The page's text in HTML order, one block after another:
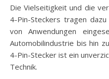
Die Vielseitigkeit und die
4-Pin-Steckers tragen
von Anwendungen
Automobilindustrie bis hin
4-Pin-Stecker ist ein
Technik.